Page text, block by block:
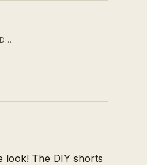
look! The DIY shorts